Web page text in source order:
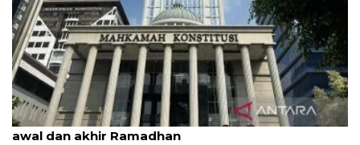
MK uji materi UU Peradilan Agama perihal isbat
awal dan akhir Ramadhan